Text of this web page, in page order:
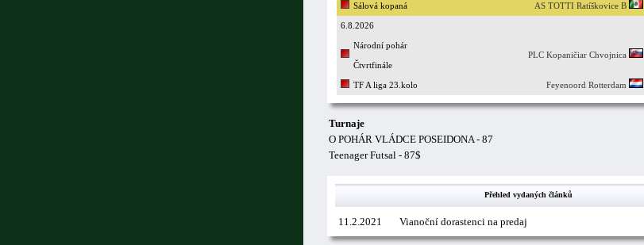
Sálová kopaná AS TOTTI Ratíškovice B
6.8.2026
Národní pohár
Čtvrtfinále
PLC Kopaničiar Chvojnica
TF A liga 23.kolo Feyenoord Rotterdam
Turnaje
O POHÁR VLÁDCE POSEIDONA - 87
Teenager Futsal - 87$
Přehled vydaných článků
11.2.2021 Vianoční dorastenci na predaj